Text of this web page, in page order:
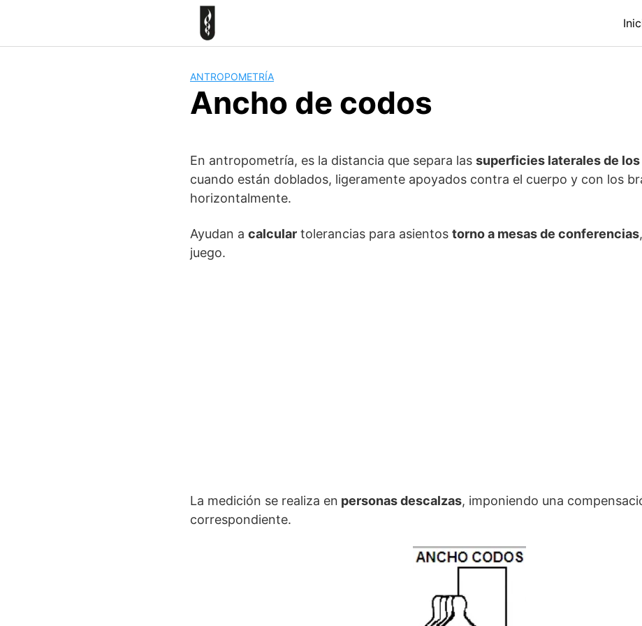
ANTROPOMETRÍA
Ancho de codos
En antropometría, es la distancia que separa las superficies laterales de
cuando están doblados, ligeramente apoyados contra el cuerpo y con los
horizontalmente.
Ayudan a calcular tolerancias para asientos torno a mesas de conferencias
juego.
La medición se realiza en personas descalzas, imponiendo una
correspondiente.